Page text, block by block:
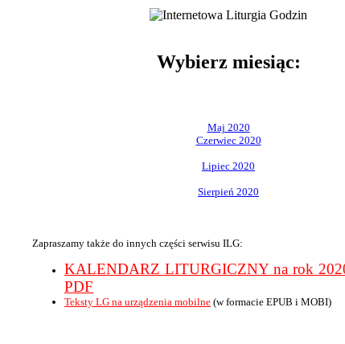
Wybierz miesiąc:
Maj 2020
Czerwiec 2020
Lipiec 2020
Sierpień 2020
Zapraszamy także do innych części serwisu ILG:
KALENDARZ LITURGICZNY na rok
PDF
Teksty LG na urządzenia mobilne (w formacie EPUB i MOBI)